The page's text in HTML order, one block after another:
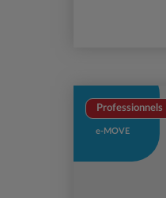
Professionnels
e-MOVE